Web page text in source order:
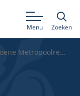
Menu Zoeken
Metropoolregio Arnhem-Nijmegen